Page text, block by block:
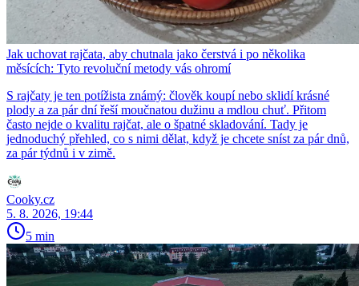
Jak uchovat rajčata, aby chutnala jako čerstvá i po několika
měsících: Tyto revoluční metody vás ohromí
S rajčaty je ten potížista známý: člověk koupí nebo sklidí krásné
plody a za pár dní řeší moučnatou dužinu a mdlou chuť. Přitom
často nejde o kvalitu rajčat, ale o špatné skladování. Tady je
jednoduchý přehled, co s nimi dělat, když je chcete sníst za pár dnů,
za pár týdnů i v zimě.
Cooky.cz
5. 8. 2026, 19:44
5 min